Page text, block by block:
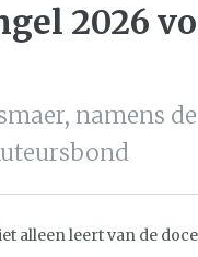
2026
namens de
alleen leert van de